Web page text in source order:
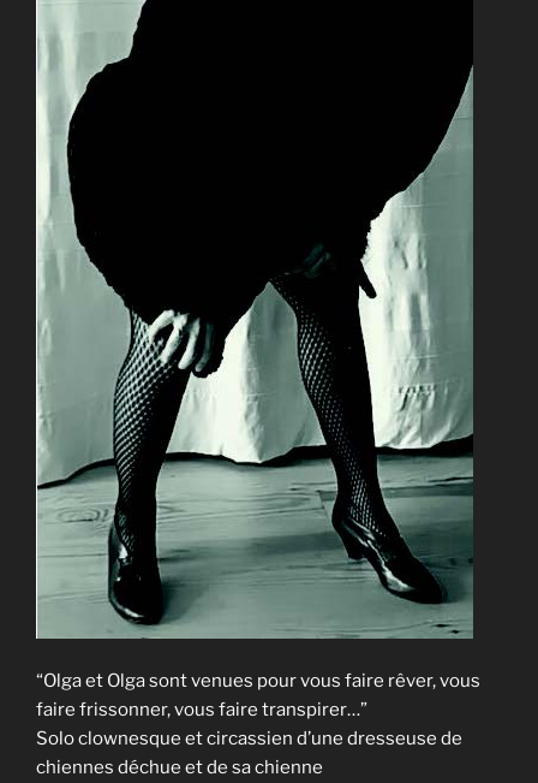
“Olga et Olga sont venues pour vous faire rêver, vous
faire frissonner, vous faire transpirer…”
Solo clownesque et circassien d’une dresseuse de
chiennes déchue et de sa chienne